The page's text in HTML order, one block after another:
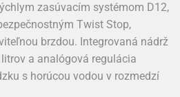
zasúvacím systémom D12,
Twist Stop,
brzdou. Integrovaná nádrž
a analógová regulácia
s horúcou vodou v rozmedzí